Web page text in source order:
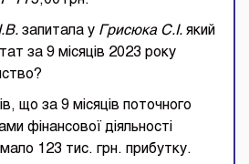
запитала у Грисюка С.І. який
за 9 місяців 2023 року
що за 9 місяців поточного
фінансової діяльності
123 тис. грн. прибутку.